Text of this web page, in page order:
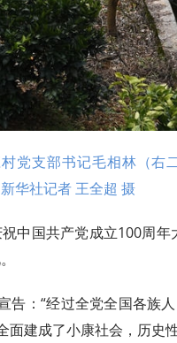
党支部书记毛相林（右
华社记者 王全超 摄
中国共产党成立100周
告：“经过全党全国各族
面建成了小康社会，历史